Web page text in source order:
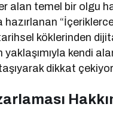
alan temel bir olgu
hazırlanan
köklerinden
kendi
dikkat